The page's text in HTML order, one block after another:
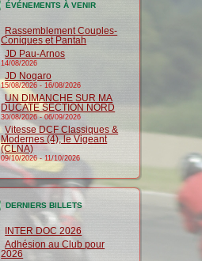
ÉVÉNEMENTS À VENIR
Rassemblement Couples-
Coniques et Pantah
JD Pau-Arnos
14/08/2026
JD Nogaro
15/08/2026 -16/08/2026
UN DIMANCHE SUR MA
DUCATE SECTION NORD
30/08/2026-06/09/2026
Vitesse DCF Classiques &
Modernes (4), le Vigeant
(CLNA)
09/10/2026-11/10/2026
DERNIERS BILLETS
INTER DOC 2026
Adhésion au Club pour
2026